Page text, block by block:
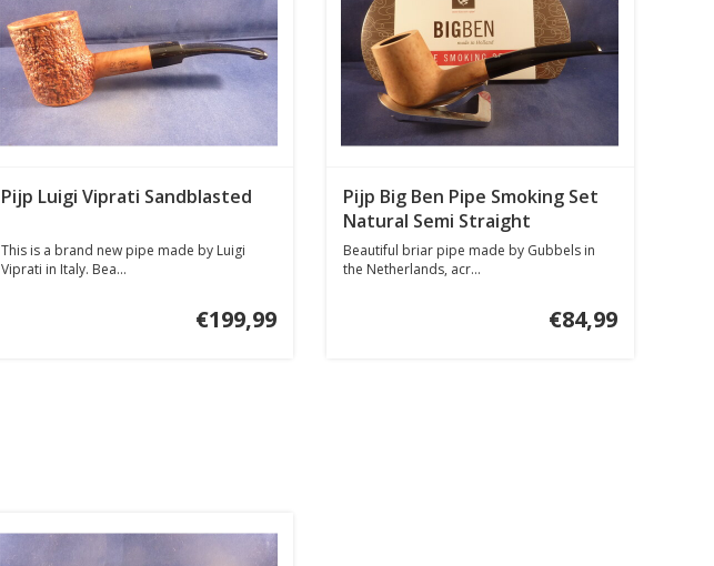
Pijp Luigi Viprati Sandblasted
This is a brand new pipe made by Luigi
Viprati in Italy. Bea...
€199,99
Pijp Big Ben Pipe Smoking Set
Natural Semi Straight
Beautiful briar pipe made by Gubbels in
the Netherlands, acr...
€84,99